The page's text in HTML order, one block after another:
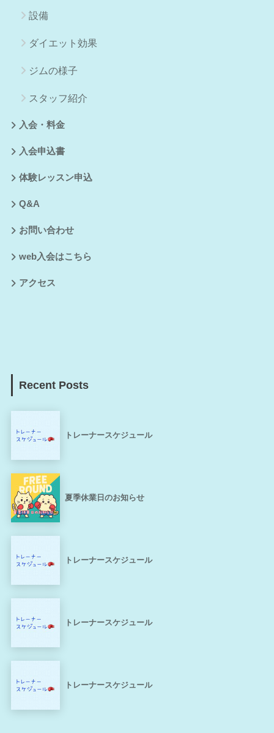
設備
ダイエット効果
ジムの様子
スタッフ紹介
入会・料金
入会申込書
体験レッスン申込
Q&A
お問い合わせ
web入会はこちら
アクセス
Recent Posts
トレーナースケジュール
夏季休業日のお知らせ
トレーナースケジュール
トレーナースケジュール
トレーナースケジュール